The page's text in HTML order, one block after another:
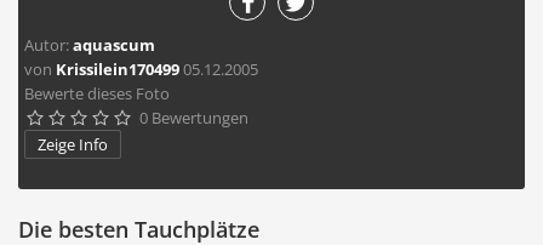
Autor:aquascum
von Krissilein17049905.12.2005
Bewerte dieses Foto
     0 Bewertungen
Zeige Info
Die besten Tauchplätze